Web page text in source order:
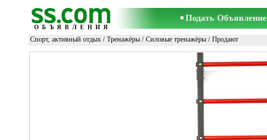
ОБЪЯВЛЕНИЯ
Подать Объявление
Спорт, активный отдых / Тренажёры / Силовые тренажёры / Продают